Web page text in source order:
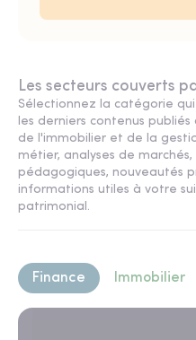
Les secteurs couverts
Sélectionnez la catégorie
les derniers contenus
de l'immobilier et de la
métier, analyses de
pédagogiques, nouveautés
informations utiles à votre
patrimonial.
Finance Immobilier